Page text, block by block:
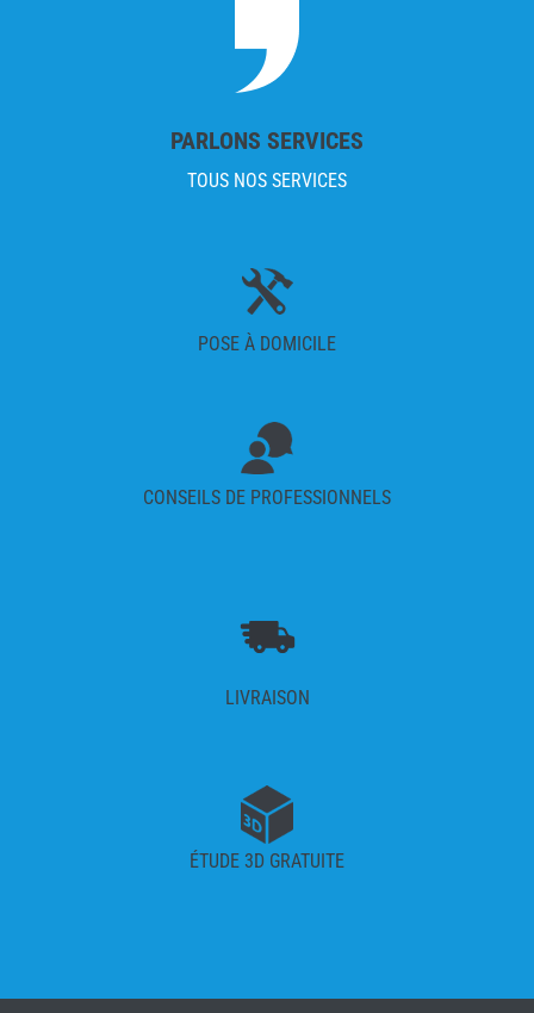
PARLONS SERVICES
TOUS NOS SERVICES
POSE À DOMICILE
CONSEILS DE PROFESSIONNELS
LIVRAISON
ÉTUDE 3D GRATUITE